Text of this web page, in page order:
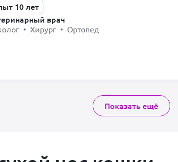
10 лет
врач
• Хирург • Ортопед
Показать ещё